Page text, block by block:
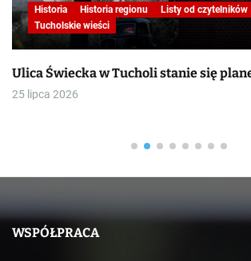
Historia Historia regionu Listy od czytelników
Tucholskie wieści
Ulica Świecka w Tucholi stanie się
25 lipca 2026
WSPÓŁPRACA